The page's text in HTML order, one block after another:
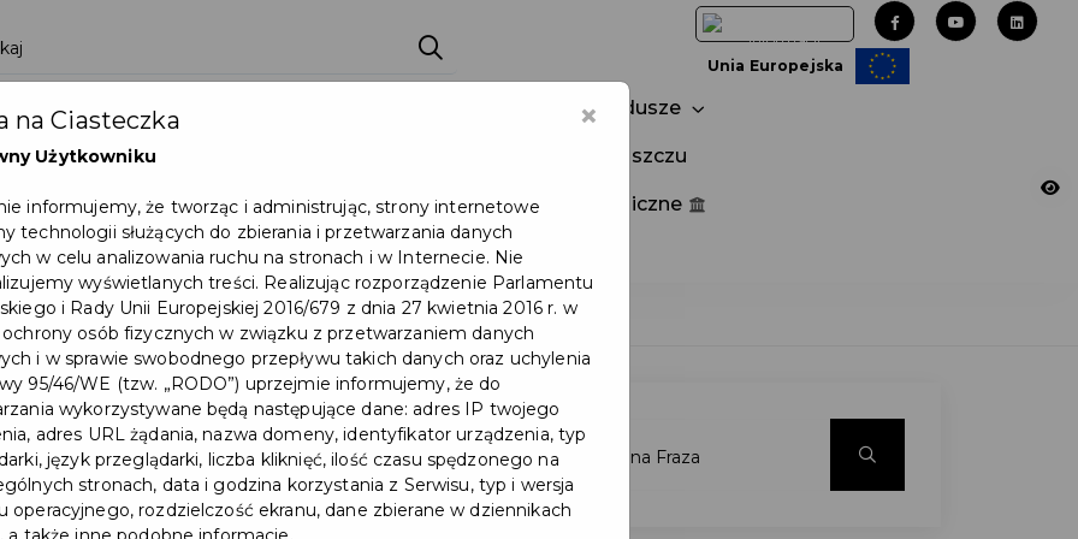
Unia Europejska
Wydarzenia Fundusze
Programy Zainwestuj w Pruszczu
Mapa Miasta Załatw sprawę Zamówienia publiczne
Ochrona ludności
Przejazdów na rok szkolny 2024/2025 już dostępny
×
na Ciasteczka
Użytkowniku
informujemy, że tworząc i administrując, strony internetowe
technologii służących do zbierania i przetwarzania danych
w celu analizowania ruchu na stronach i w Internecie. Nie
wyświetlanych treści. Realizując rozporządzenie Parlamentu
i Rady Unii Europejskiej 2016/679 z dnia 27 kwietnia 2016 r. w
ochrony osób fizycznych w związku z przetwarzaniem danych
i w sprawie swobodnego przepływu takich danych oraz uchylenia
95/46/WE (tzw. „RODO”) uprzejmie informujemy, że do
wykorzystywane będą następujące dane: adres IP twojego
adres URL żądania, nazwa domeny, identyfikator urządzenia, typ
język przeglądarki, liczba kliknięć, ilość czasu spędzonego na
stronach, data i godzina korzystania z Serwisu, typ i wersja
operacyjnego, rozdzielczość ekranu, dane zbierane w dziennikach